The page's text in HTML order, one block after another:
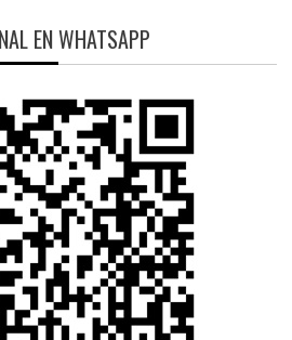
EN WHATSAPP